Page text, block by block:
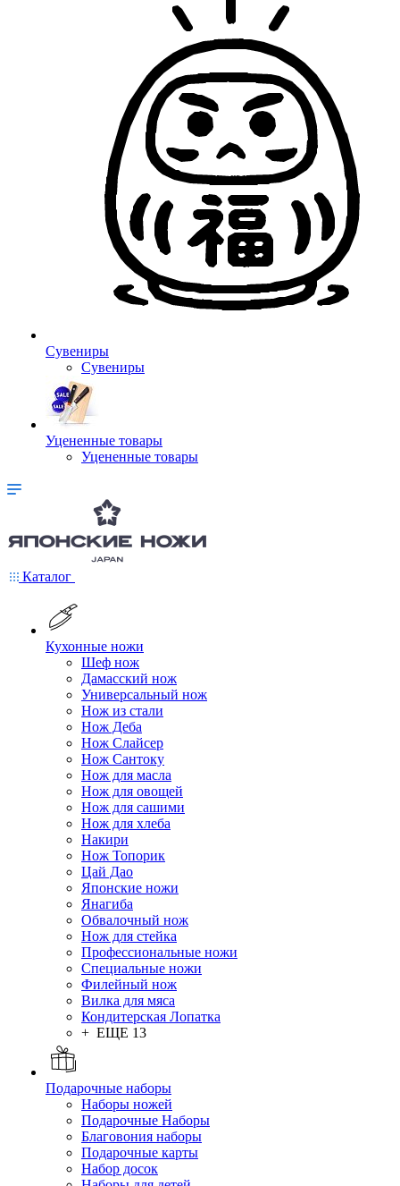
Сувениры
Сувениры
Уцененные товары
Уцененные товары
Каталог
Кухонные ножи
Шеф нож
Дамасский нож
Универсальный нож
Нож из стали
Нож Деба
Нож Слайсер
Нож Сантоку
Нож для масла
Нож для овощей
Нож для сашими
Нож для хлеба
Накири
Нож Топорик
Цай Дао
Японские ножи
Янагиба
Обвалочный нож
Нож для стейка
Профессиональные ножи
Специальные ножи
Филейный нож
Вилка для мяса
Кондитерская Лопатка
+ ЕЩЕ 13
Подарочные наборы
Наборы ножей
Подарочные Наборы
Благовония наборы
Подарочные карты
Набор досок